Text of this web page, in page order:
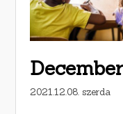
2021.12.08. szerda